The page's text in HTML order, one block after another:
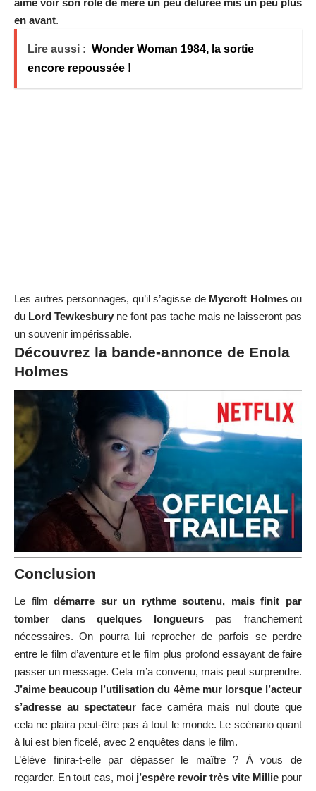
en avant.
Lire aussi : Wonder Woman 1984, la sortie
encore repoussée !
Les autres personnages, qu’il s’agisse de Mycroft Holmesou
du Lord Tewkesbury ne font pas tache mais ne laisseront pas
un souvenir impérissable.
Découvrez la bande-annonce de Enola
Holmes
Conclusion
Le filmdémarre sur un rythme soutenu, mais finit par
tomber dans quelques longueurspas franchement
nécessaires. On pourra lui reprocher de parfois se perdre
entre le film d’aventure et le film plus profond essayant de faire
passer un message. Cela m’a convenu, mais peut surprendre.
J’aime beaucoup l’utilisation du 4ème mur lorsque l’acteur
s’adresse au spectateur face caméra mais nul doute que
cela ne plaira peut-être pas à tout le monde. Le scénario quant
à lui est bien ficelé, avec 2 enquêtes dans le film.
L’élève finira-t-elle par dépasser le maître ? À vous de
regarder. En tout cas, moij’espère revoir très vite Milliepour